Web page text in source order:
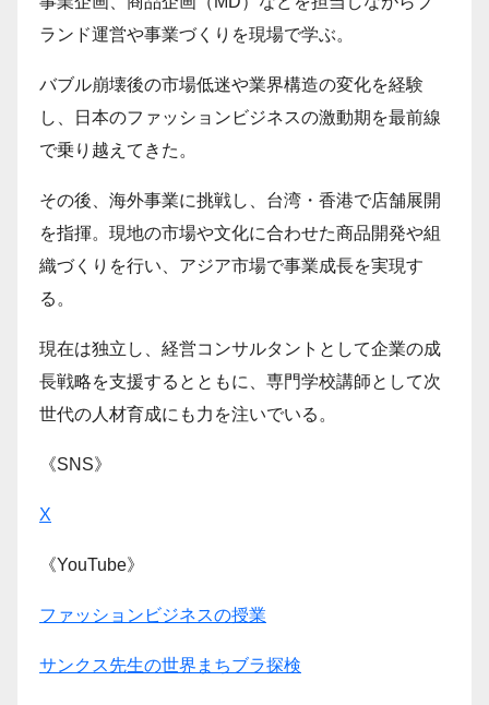
ランド運営や事業づくりを現場で学ぶ。
バブル崩壊後の市場低迷や業界構造の変化を経験
し、日本のファッションビジネスの激動期を最前線
で乗り越えてきた。
その後、海外事業に挑戦し、台湾・香港で店舗展開
を指揮。現地の市場や文化に合わせた商品開発や組
織づくりを行い、アジア市場で事業成長を実現す
る。
現在は独立し、経営コンサルタントとして企業の成
長戦略を支援するとともに、専門学校講師として次
世代の人材育成にも力を注いでいる。
《SNS》
X
《YouTube》
ファッションビジネスの授業
サンクス先生の世界まちブラ探検